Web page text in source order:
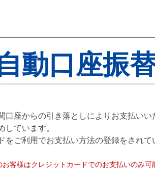
動口座振
口座からの引き落としによりお支払い
しています。
をご利用でお支払い方法の登録をされて
客様はクレジットカードでのお支払いのみ